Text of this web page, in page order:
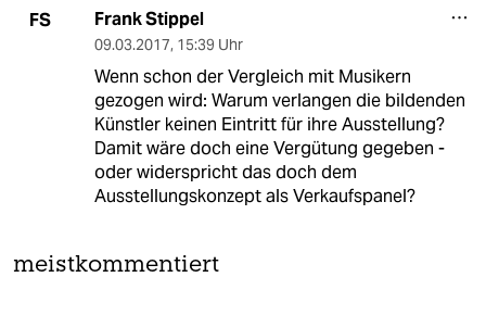
FS Frank Stippel
09.03.2017, 15:39 Uhr
Wenn schon der Vergleich mit Musikern
gezogen wird: Warum verlangen die bildenden
Künstler keinen Eintritt für ihre Ausstellung?
Damit wäre doch eine Vergütung gegeben -
oder widerspricht das doch dem
Ausstellungskonzept als Verkaufspanel?
meistkommentiert